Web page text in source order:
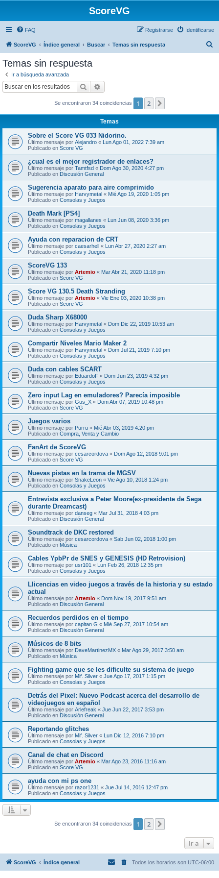
ScoreVG
FAQ Identificarse
Registrarse
ScoreVG Índice general Buscar Temas sin respuesta
Temas sin respuesta
Ir a búsqueda avanzada
Buscar
Se encontraron 34 coincidencias 1 2
Temas
Sobre el Score VG 033 Nidorino.
Último mensaje por Alejandro « Lun Ago 01, 2022 7:39 am
Publicado en Score VG
¿cual es el mejor registrador de enlaces?
Último mensaje por Tamtfsd « Dom Ago 30, 2020 4:27 pm
Publicado en Discusión General
Sugerencia aparato para aire comprimido
Último mensaje por Harvymetal « Mié Ago 19, 2020 1:05 pm
Publicado en Consolas y Juegos
Death Mark [PS4]
Último mensaje por magallanes « Lun Jun 08, 2020 3:36 pm
Publicado en Consolas y Juegos
Ayuda con reparacion de CRT
Último mensaje por caesarhell « Lun Abr 27, 2020 2:27 am
Publicado en Consolas y Juegos
ScoreVG 133
Último mensaje por Artemio « Mar Abr 21, 2020 11:18 pm
Publicado en Score VG
Score VG 130.5 Death Stranding
Último mensaje por Artemio « Vie Ene 03, 2020 10:38 pm
Publicado en Score VG
Duda Sharp X68000
Último mensaje por Harvymetal « Dom Dic 22, 2019 10:53 am
Publicado en Consolas y Juegos
Compartir Niveles Mario Maker 2
Último mensaje por Harvymetal « Dom Jul 21, 2019 7:10 pm
Publicado en Consolas y Juegos
Duda con cables SCART
Último mensaje por EduardoF « Dom Jun 23, 2019 4:32 pm
Publicado en Consolas y Juegos
Zero input Lag en emuladores? Parecía imposible
Último mensaje por Gus_X « Dom Abr 07, 2019 10:48 pm
Publicado en Score VG
Juegos varios
Último mensaje por Purru « Mié Abr 03, 2019 4:20 pm
Publicado en Compra, Venta y Cambio
FanArt de ScoreVG
Último mensaje por cesarcordova « Dom Ago 12, 2018 9:01 pm
Publicado en Score VG
Nuevas pistas en la trama de MGSV
Último mensaje por SnakeLeon « Vie Ago 10, 2018 1:24 pm
Publicado en Consolas y Juegos
Entrevista exclusiva a Peter Moore(ex-presidente de Sega
durante Dreamcast)
Último mensaje por danseg « Mar Jul 31, 2018 4:03 pm
Publicado en Discusión General
Soundtrack de DKC restored
Último mensaje por cesarcordova « Sab Jun 02, 2018 1:00 pm
Publicado en Música
Cables YpbPr de SNES y GENESIS (HD Retrovision)
Último mensaje por usr101 « Lun Feb 26, 2018 12:35 pm
Publicado en Consolas y Juegos
Llicencias en video juegos a través de la historia y su estado
actual
Último mensaje por Artemio « Dom Nov 19, 2017 9:51 am
Publicado en Discusión General
Recuerdos perdidos en el tiempo
Último mensaje por capitan G « Mié Sep 27, 2017 10:54 am
Publicado en Discusión General
Músicos de 8 bits
Último mensaje por DaveMartinezMX « Mar Ago 29, 2017 3:50 am
Publicado en Música
Fighting game que se les dificulte su sistema de juego
Último mensaje por Mif. Silver « Jue Ago 17, 2017 1:15 pm
Publicado en Consolas y Juegos
Detrás del Pixel: Nuevo Podcast acerca del desarrollo de
videojuegos en español
Último mensaje por Arlefreak « Jue Jun 22, 2017 3:53 pm
Publicado en Discusión General
Reportando glitches
Último mensaje por Mif. Silver « Lun Dic 12, 2016 7:10 pm
Publicado en Consolas y Juegos
Canal de chat en Discord
Último mensaje por Artemio « Mar Ago 23, 2016 11:16 am
Publicado en Score VG
ayuda con mi ps one
Último mensaje por razor1231 « Jue Jul 14, 2016 12:47 pm
Publicado en Consolas y Juegos
Se encontraron 34 coincidencias 1 2
Ir a
ScoreVG Índice general Todos los horarios son UTC-06:00